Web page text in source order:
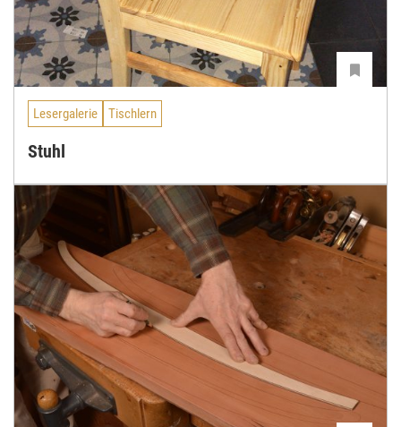
Lesergalerie Tischlern
Stuhl